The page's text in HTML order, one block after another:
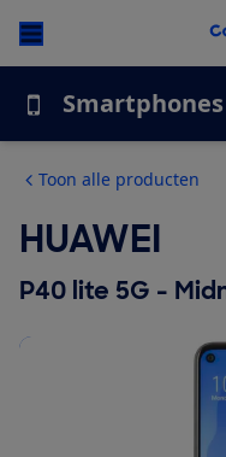
Smartphones
Toon alle producten
HUAWEI
P40 lite 5G -